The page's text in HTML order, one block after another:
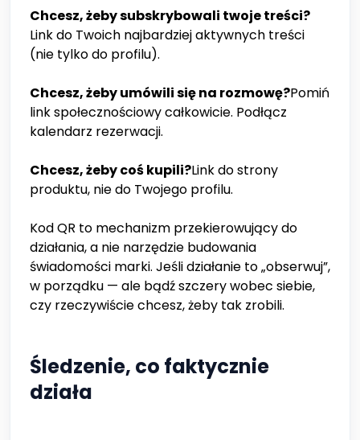
Chcesz, żeby subskrybowali twoje treści?
Link do Twoich najbardziej aktywnych treści
(nie tylko do profilu).
Chcesz, żeby umówili się na rozmowę?Pomiń
link społecznościowy całkowicie. Podłącz
kalendarz rezerwacji.
Chcesz, żeby coś kupili?Link do strony
produktu, nie do Twojego profilu.
Kod QR to mechanizm przekierowujący do
działania, a nie narzędzie budowania
świadomości marki. Jeśli działanie to „obserwuj”,
w porządku — ale bądź szczery wobec siebie,
czy rzeczywiście chcesz, żeby tak zrobili.
Śledzenie, co faktycznie
działa